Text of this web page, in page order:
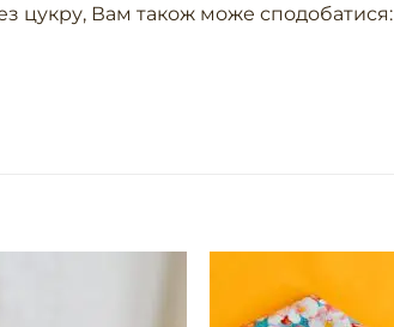
цукру, Вам також може сподобатися: